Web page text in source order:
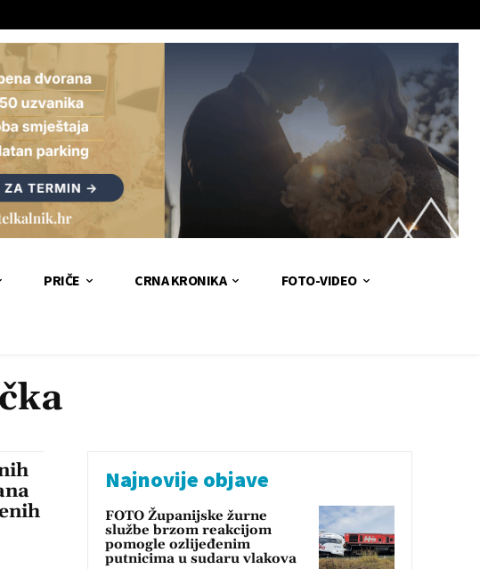
PRIČE CRNA KRONIKA FOTO-VIDEO
Najnovije objave
FOTO Županijske žurne
službe brzom reakcijom
pomogle ozlijeđenim
putnicima u sudaru vlakova